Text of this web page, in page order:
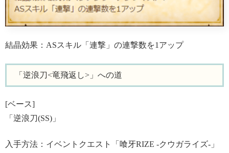
結晶効果：ASスキル「連撃」の連撃数を1アップ
「逆浪刀<竜飛返し>」への道
[ベース]
「逆浪刀(SS)」
入手方法：イベントクエスト「喰牙RIZE -クウガライズ-」